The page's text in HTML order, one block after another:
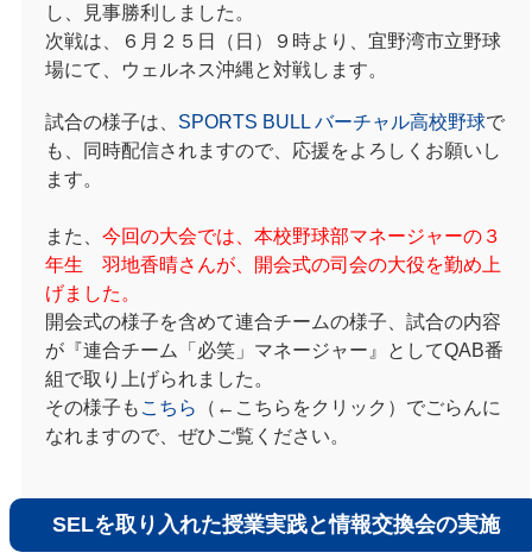
し、見事勝利しました。
次戦は、６月２５日（日）９時より、宜野湾市立野球
場にて、ウェルネス沖縄と対戦します。
試合の様子は、 SPORTS BULL バーチャル高校野球で
も、同時配信されますので、応援をよろしくお願いし
ます。
また、 今回の大会では、本校野球部マネージャーの３
年生 羽地香晴さんが、開会式の司会の大役を勤め上
げました。
開会式の様子を含めて連合チームの様子、試合の内容
が『連合チーム「必笑」マネージャー』としてQAB番
組で取り上げられました。
その様子も こちら
（←こちらをクリック）でごらんに
なれますので、ぜひご覧ください。
SELを取り入れた授業実践と情報交換会の実施